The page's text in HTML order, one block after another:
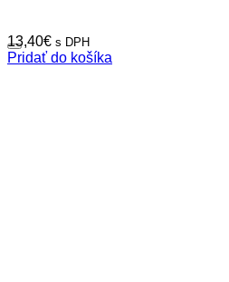
13,40€ s DPH
Pridať do košíka